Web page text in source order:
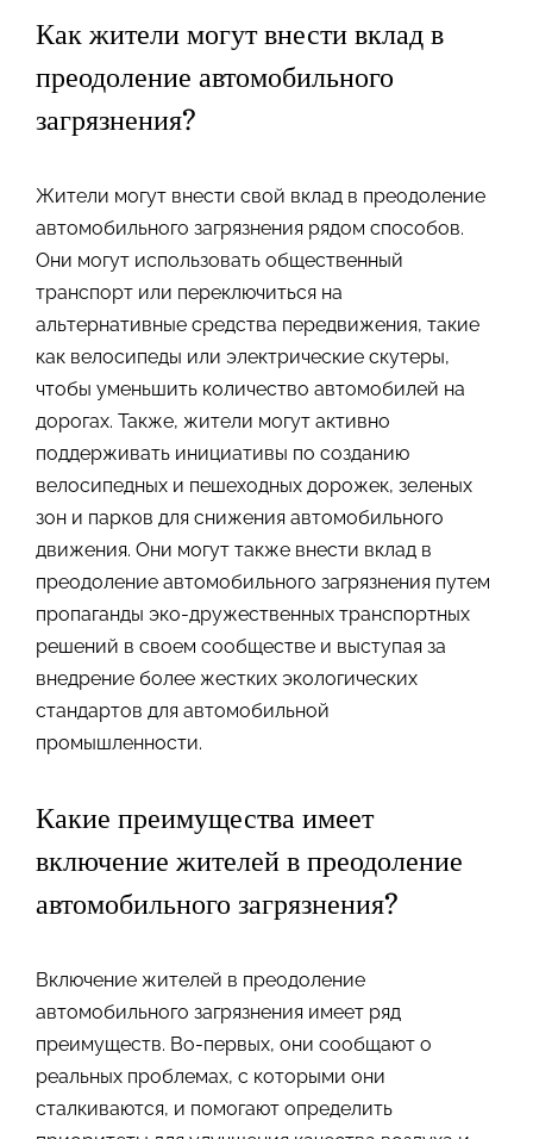
Как жители могут внести вклад в
преодоление автомобильного
загрязнения?
Жители могут внести свой вклад в преодоление
автомобильного загрязнения рядом способов.
Они могут использовать общественный
транспорт или переключиться на
альтернативные средства передвижения, такие
как велосипеды или электрические скутеры,
чтобы уменьшить количество автомобилей на
дорогах. Также, жители могут активно
поддерживать инициативы по созданию
велосипедных и пешеходных дорожек, зеленых
зон и парков для снижения автомобильного
движения. Они могут также внести вклад в
преодоление автомобильного загрязнения путем
пропаганды эко-дружественных транспортных
решений в своем сообществе и выступая за
внедрение более жестких экологических
стандартов для автомобильной
промышленности.
Какие преимущества имеет
включение жителей в преодоление
автомобильного загрязнения?
Включение жителей в преодоление
автомобильного загрязнения имеет ряд
преимуществ. Во-первых, они сообщают о
реальных проблемах, с которыми они
сталкиваются, и помогают определить